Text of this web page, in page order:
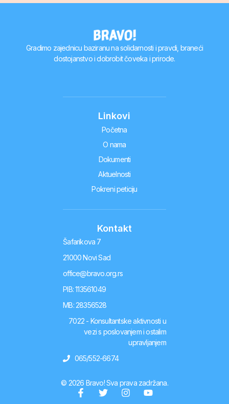
Gradimo zajednicu baziranu na solidarnosti i pravdi, braneći
dostojanstvo i dobrobit čoveka i prirode.
Linkovi
Početna
O nama
Dokumenti
Aktuelnosti
Pokreni peticiju
Kontakt
Šafarikova 7
21000 Novi Sad
office@bravo.org.rs
PIB: 113561049
MB: 28356528
7022 - Konsultantske aktivnosti u
vezi s poslovanjem i ostalim
upravljanjem
065/552-6674
© 2026 Bravo! Sva prava zadržana.